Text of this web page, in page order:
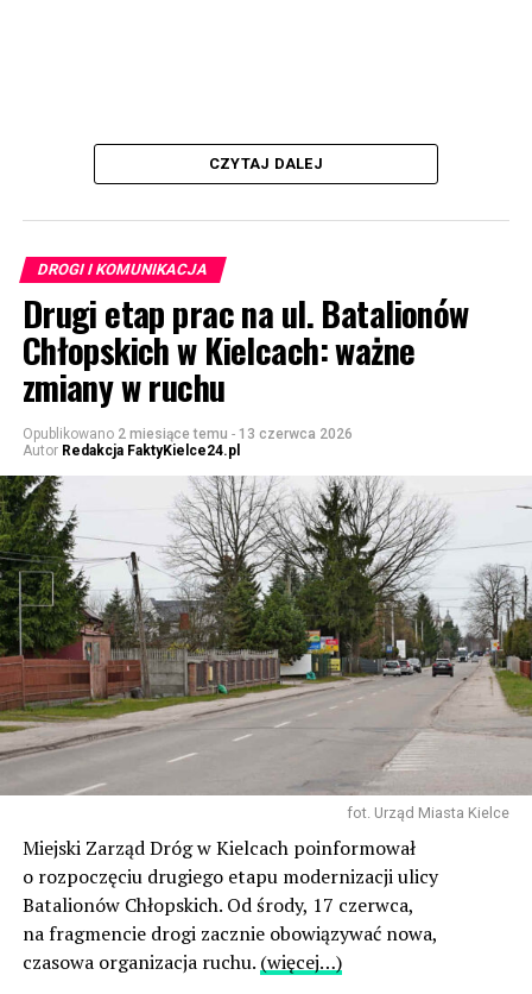
CZYTAJ DALEJ
DROGI I KOMUNIKACJA
Drugi etap prac na ul. Batalionów
Chłopskich w Kielcach: ważne
zmiany w ruchu
Opublikowano 2 miesiące temu - 13 czerwca 2026
Autor Redakcja FaktyKielce24.pl
fot. Urząd Miasta Kielce
Miejski Zarząd Dróg w Kielcach poinformował
o rozpoczęciu drugiego etapu modernizacji ulicy
Batalionów Chłopskich. Od środy, 17 czerwca,
na fragmencie drogi zacznie obowiązywać nowa,
czasowa organizacja ruchu. (więcej…)